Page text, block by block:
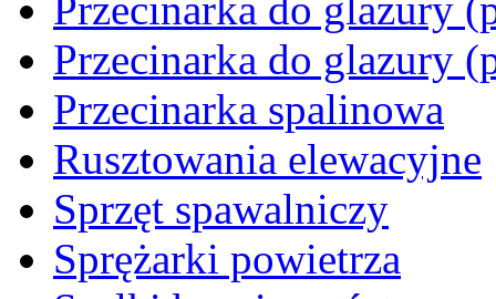
Przecinarka do glazury
Przecinarka do glazury
Przecinarka spalinowa
Rusztowania elewacyjne
Sprzęt spawalniczy
Sprężarki powietrza